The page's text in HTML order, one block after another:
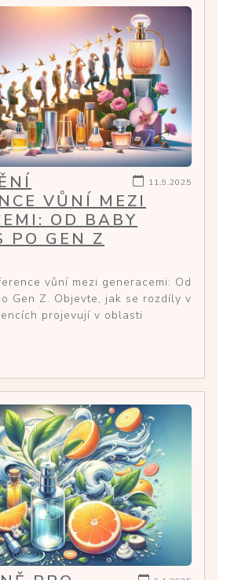
11.9.2025
VŮNÍ MEZI
OD BABY
PO GEN Z
vůní mezi generacemi: Od
Gen Z. Objevte, jak se rozdíly v
projevují v oblasti